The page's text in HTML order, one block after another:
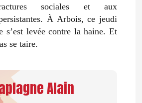
sociales et aux
À Arbois, ce jeudi
s’est levée contre la haine. Et
se taire.
Alain